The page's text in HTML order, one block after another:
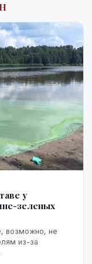
у
зеленых
возможно, не
из-за